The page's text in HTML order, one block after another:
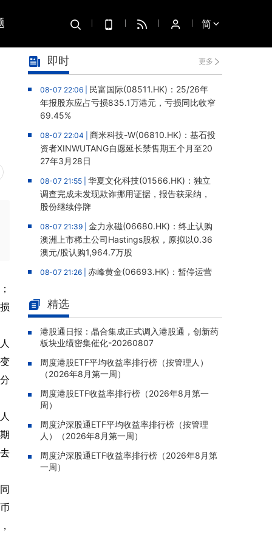
简
即时 更多
08-07 22:06 | 民富国际(08511.HK)：25/26年
年报股东应占亏损835.1万港元，亏损同比收窄
69.45%
08-07 22:04 | 商米科技-W(06810.HK)：基石投
资者XINWUTANG自愿延长禁售期五个月至20
27年3月28日
08-07 21:55 | 华夏文化科技(01566.HK)：独立
调查完成未发现欺诈挪用证据，报告获采纳，
股份继续停牌
08-07 21:39 | 金力永磁(06680.HK)：终止认购
澳洲上市稀土公司Hastings股权，原拟以0.36
澳元/股认购1,964.7万股
08-07 21:26 | 赤峰黄金(06693.HK)：暂停运营
人民币5,406万元
08-07 20:07 |灵宝黄金(03330.HK)：新疆哈巴
河勘查取得重大进展，保有金金属量由13.20吨
跃升至53.94吨
08-07 20:04 |迅策(03317.HK)：与天合算力订
立战略合作备忘，共探能源垂类大模型与Toke
n工厂商业化
08-07 20:02 |
中国泛半导体IMSS市场排名第三
08-07 19:47 | 浙能迈领绿航二次递表港交所，为
全球领先的绿色航运设备和系统提供商
08-07 19:09 |
精选
港股通日报：晶合集成正式调入港股通，创新药
板块业绩密集催化-20260807
周度港股ETF平均收益率排行榜（按管理人）
（2026年8月第一周）
周度港股ETF收益率排行榜（2026年8月第一
周）
周度沪深股通ETF平均收益率排行榜（按管理
人）（2026年8月第一周）
周度沪深股通ETF收益率排行榜（2026年8月第
一周）